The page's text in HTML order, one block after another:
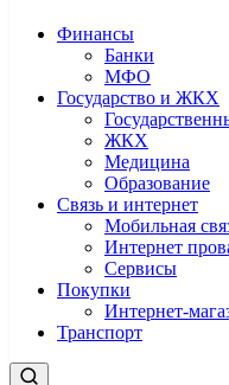
Финансы
Банки
МФО
Государство и ЖКХ
ЖКХ
Медицина
Образование
Связь и интернет
Мобильная
Интернет
Сервисы
Покупки
Интернет-
Транспорт